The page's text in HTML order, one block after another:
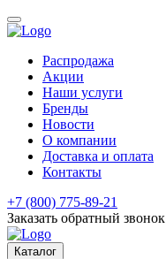
Распродажа
Акции
Наши услуги
Бренды
Новости
О компании
Доставка и оплата
Контакты
+7 (800) 775-89-21
Заказать обратный звонок
Каталог